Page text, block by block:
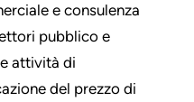
e consulenza
pubblico e
attività di
del prezzo di